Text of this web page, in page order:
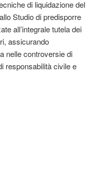
di liquidazione del
Studio di predisporre
all’integrale tutela dei
assicurando
nelle controversie di
responsabilità civile e